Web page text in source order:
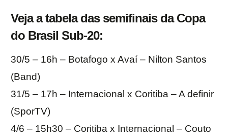
Veja a tabela das semifinais da Copa
do Brasil Sub-20:
30/5 – 16h – Botafogo x Avaí – Nilton Santos
(Band)
31/5 – 17h – Internacional x Coritiba – A definir
(SporTV)
4/6 – 15h30 – Coritiba x Internacional – Couto